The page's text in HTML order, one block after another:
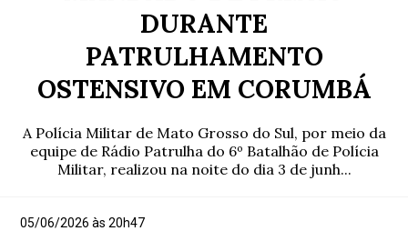
DURANTE
PATRULHAMENTO
OSTENSIVO EM CORUMBÁ
A Polícia Militar de Mato Grosso do Sul, por meio da
equipe de Rádio Patrulha do 6º Batalhão de Polícia
Militar, realizou na noite do dia 3 de junh...
05/06/2026 às 20h47